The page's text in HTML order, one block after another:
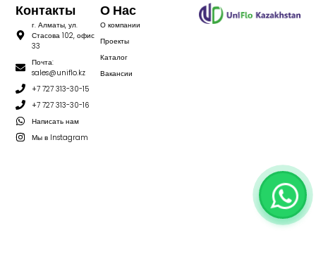
О Нас
О компании
Проекты
Каталог
Вакансии
Контакты
г. Алматы, ул.
Стасова 102, офис
33
Почта:
sales@uniflo.kz
+7 727 313-30-15
+7 727 313-30-16
Написать нам
Мы в Instagram